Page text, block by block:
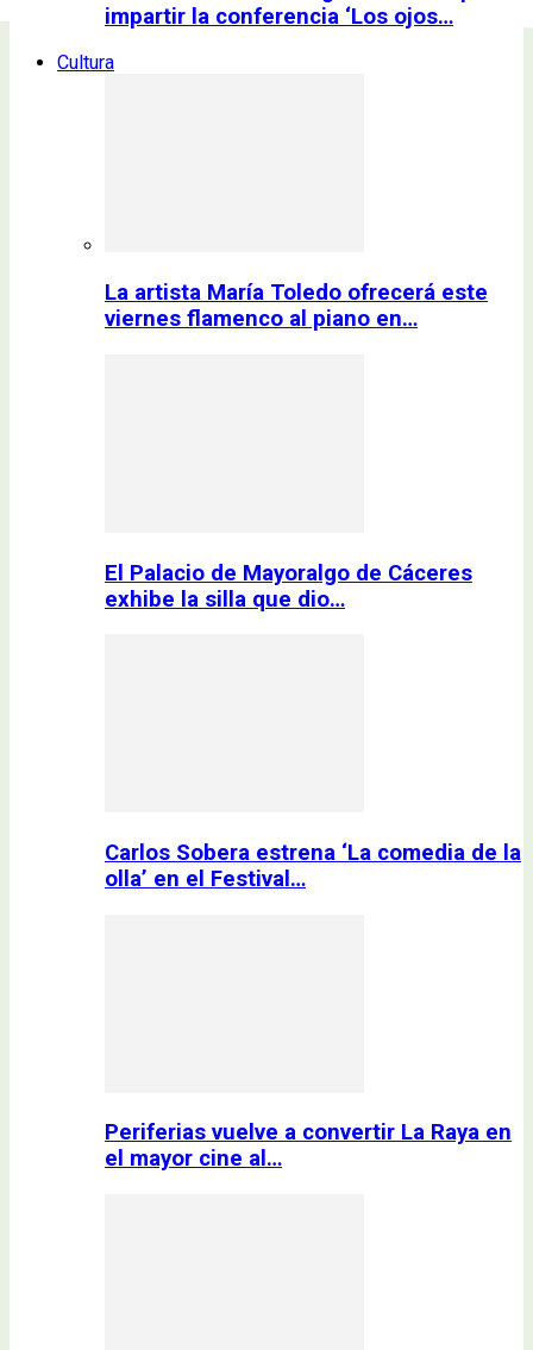
impartir la conferencia ‘Los ojos…
Cultura
La artista María Toledo ofrecerá este
viernes flamenco al piano en…
El Palacio de Mayoralgo de Cáceres
exhibe la silla que dio…
Carlos Sobera estrena ‘La comedia de la
olla’ en el Festival…
Periferias vuelve a convertir La Raya en
el mayor cine al…